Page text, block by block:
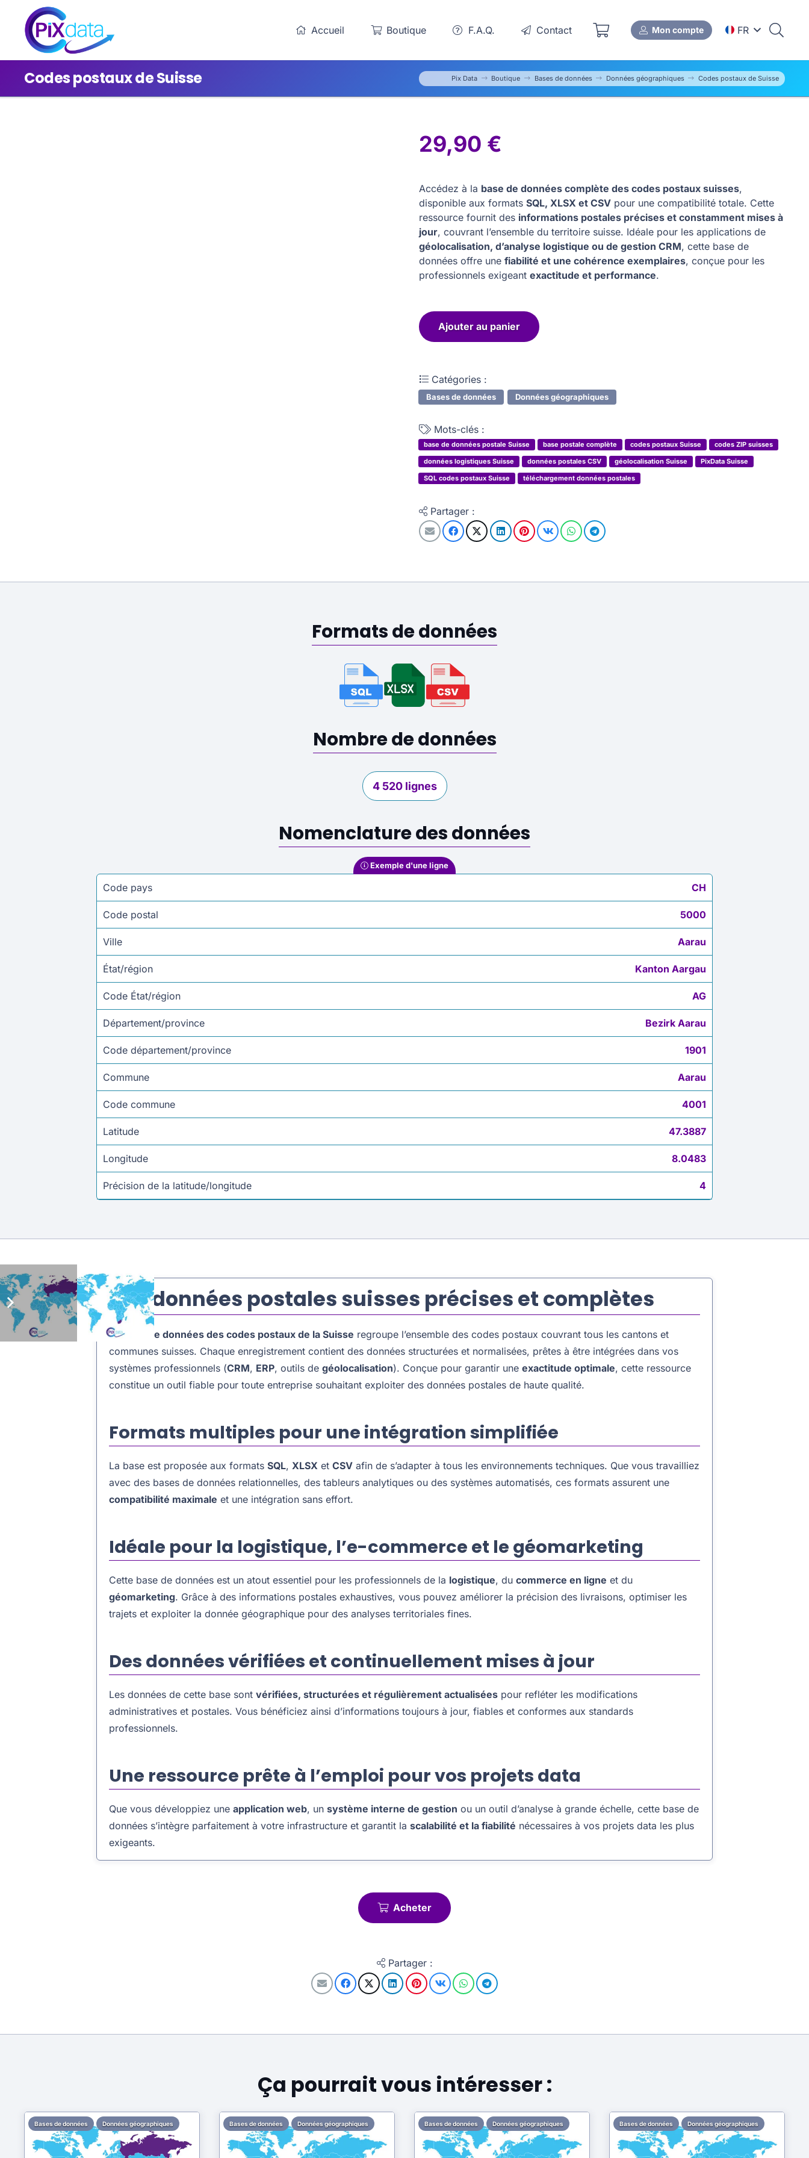
Accueil Boutique F.A.Q. Contact Mon compte FR
Codes postaux de Suisse Pix Data Boutique Bases de données Données géographiques Codes postaux de Suisse
29,90 €
Accédez à la base de données complète des codes postaux suisses,
disponible aux formats SQL, XLSX et CSV pour une compatibilité totale. Cette
ressource fournit des informations postales précises et constamment mises à
jour, couvrant l’ensemble du territoire suisse. Idéale pour les applications de
géolocalisation, d’analyse logistique ou de gestion CRM, cette base de
données offre une fiabilité et une cohérence exemplaires, conçue pour les
professionnels exigeant exactitude et performance.
quantité
postaux
de
Ajouter au panier
Catégories :
Bases de données Données géographiques
Mots-clés :
base de données postale Suisse base postale complète codes postaux Suisse
codes ZIP suisses
données logistiques Suisse
données postales CSV géolocalisation Suisse
PixData Suisse
SQL codes postaux Suisse
téléchargement données postales
Partager :
Formats de données
Nombre de données
4 520 lignes
Nomenclature des données
Code pays CH
Code postal 5000
Ville Aarau
État/région Kanton Aargau
Code État/région AG
Département/province Bezirk Aarau
Code département/province 1901
Commune Aarau
Code commune 4001
Latitude 47.3887
Longitude 8.0483
Précision de la latitude/longitude 4
Exemple d'une ligne
Des données postales suisses précises et complètes
Labase de données des codes postaux de la Suisse regroupe l’ensemble des codes postaux couvrant tous les cantons et
communes suisses. Chaque enregistrement contient des données structurées et normalisées, prêtes à être intégrées dans vos
systèmes professionnels (CRM, ERP, outils de géolocalisation). Conçue pour garantir une exactitude optimale, cette ressource
constitue un outil fiable pour toute entreprise souhaitant exploiter des données postales de haute qualité.
Formats multiples pour une intégration simplifiée
La base est proposée aux formats SQL, XLSX et CSV afin de s’adapter à tous les environnements techniques. Que vous travailliez
avec des bases de données relationnelles, des tableurs analytiques ou des systèmes automatisés, ces formats assurent une
compatibilité maximale et une intégration sans effort.
Idéale pour la logistique, l’e-commerce et le géomarketing
Cette base de données est un atout essentiel pour les professionnels de la logistique, du commerce en ligne et du
géomarketing. Grâce à des informations postales exhaustives, vous pouvez améliorer la précision des livraisons, optimiser les
trajets et exploiter la donnée géographique pour des analyses territoriales fines.
Des données vérifiées et continuellement mises à jour
Les données de cette base sont vérifiées, structurées et régulièrement actualisées pour refléter les modifications
administratives et postales. Vous bénéficiez ainsi d’informations toujours à jour, fiables et conformes aux standards
professionnels.
Une ressource prête à l’emploi pour vos projets data
Que vous développiez une application web, un système interne de gestion ou un outil d’analyse à grande échelle, cette base de
données s’intègre parfaitement à votre infrastructure et garantit la scalabilité et la fiabilité nécessaires à vos projets data les plus
exigeants.
Acheter
Partager :
Ça pourrait vous intéresser :
Bases de données Données géographiques Bases de données Données géographiques Bases de données Données géographiques Bases de données Données géographiques